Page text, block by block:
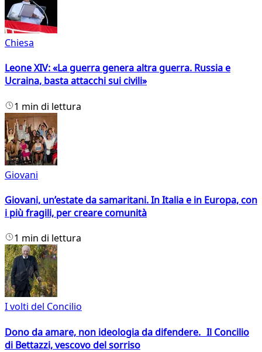
Chiesa
Leone XIV: «La guerra genera altra guerra. Russia e
Ucraina, basta attacchi sui civili»
1 min di lettura
Giovani
Giovani, un’estate da samaritani. In Italia e in Europa, con
i più fragili, per creare comunità
1 min di lettura
I volti del Concilio
Dono da amare, non ideologia da difendere. Il Concilio
di Bettazzi, vescovo del sorriso